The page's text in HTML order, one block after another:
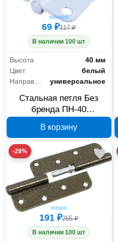
69 ₽117 ₽
В наличии 100 шт
Высота
40 мм
Цвет
белый
универсальное
Стальная петля Без
бренда ПН-40
37621-40
В корзину
-28%
191 ₽265 ₽
В наличии 100 шт